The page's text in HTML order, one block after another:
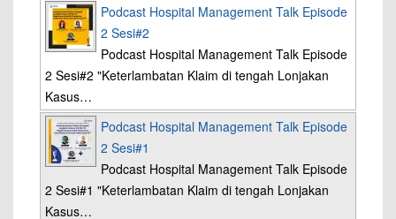
Podcast Hospital Management Talk Episode
2 Sesi#2
Podcast Hospital Management Talk Episode
2 Sesi#2 "Keterlambatan Klaim di tengah Lonjakan
Kasus…
Podcast Hospital Management Talk Episode
2 Sesi#1
Podcast Hospital Management Talk Episode
2 Sesi#1 "Keterlambatan Klaim di tengah Lonjakan
Kasus…